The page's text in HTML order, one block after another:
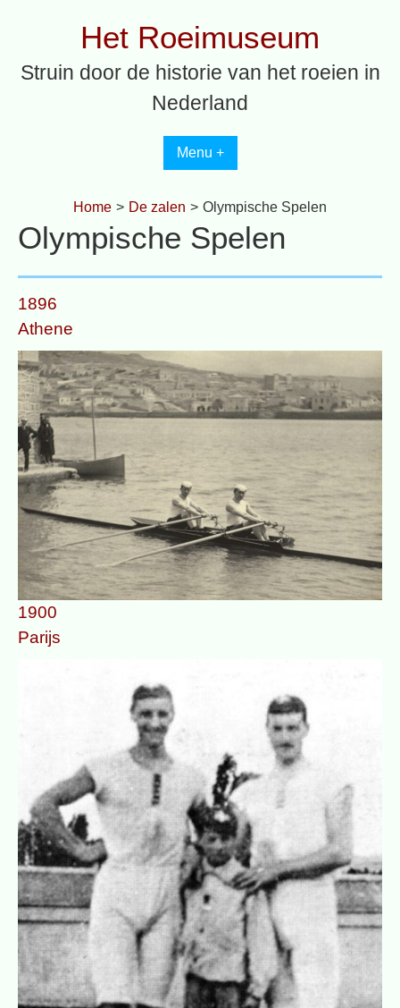
Het Roeimuseum
Struin door de historie van het roeien in
Nederland
Menu +
Home > De zalen > Olympische Spelen
Olympische Spelen
1896
Athene
1900
Parijs